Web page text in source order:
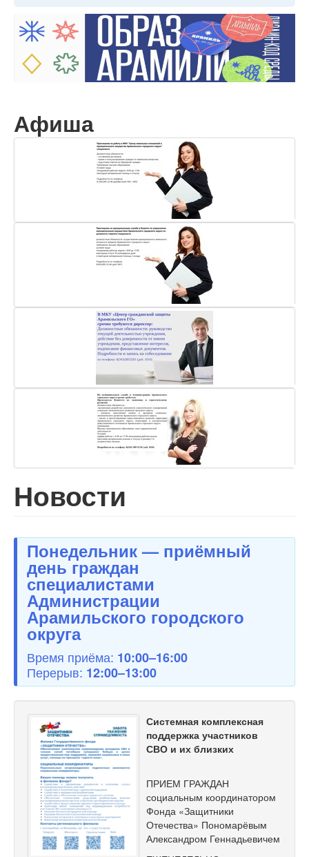
Афиша
Новости
Понедельник — приёмный
день граждан
специалистами
Администрации
Арамильского городского
округа
Время приёма: 10:00–16:00
Перерыв: 12:00–13:00
Системная комплексная
поддержка участников
СВО и их близких
ПРИЕМ ГРАЖДАН
социальным координатором
Фонда «Защитники
Отечества» Пономарёвым
Александром Геннадьевичем